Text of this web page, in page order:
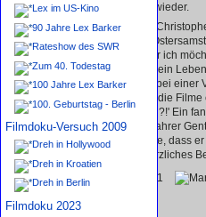
Lex im US-Kino
90 Jahre Lex Barker
Rateshow des SWR
Zum 40. Todestag
100 Jahre Lex Barker
100. Geburtstag - Berlin
Filmdoku-Versuch 2009
Dreh in Hollywood
Dreh in Kroatien
Dreh in Berlin
Filmdoku 2023
Jugendzeit gerne wieder.
Lex Barkers Sohn
Komponisten am
Nachricht, ja... Aber ich
geschätzt haben, sein
ich kürzlich schon bei einer
sagte: 'Was wären die
Böttcher geworden?!' Ein
Dirigent und ein wahrer
gegangen. Ich hoffe, dass
musiziert. Mein herzliches